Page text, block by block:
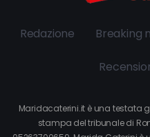
Redazione Breaking
Maridacaterini.it è una testata
stampa del tribunale di